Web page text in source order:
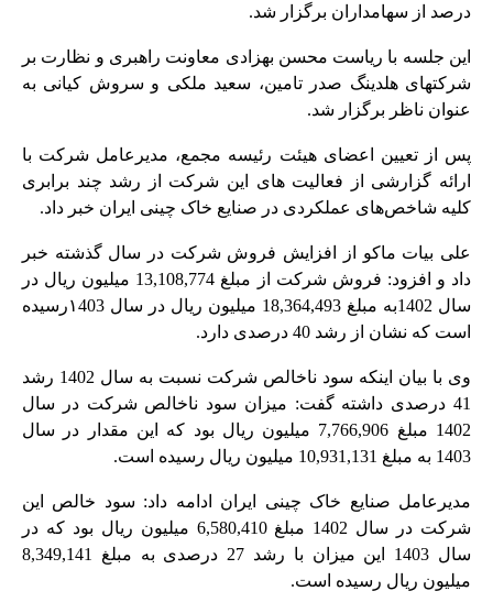
درصد از سهامداران برگزار شد.
این جلسه با ریاست محسن بهزادی معاونت راهبری و نظارت بر
شرکتهای هلدینگ صدر تامین، سعید ملکی و سروش کیانی به
عنوان ناظر برگزار شد.
پس از تعیین اعضای هیئت رئیسه مجمع، مدیرعامل شرکت با
ارائه گزارشی از فعالیت های این شرکت از رشد چند برابری
کلیه شاخص‌های عملکردی در صنایع خاک چینی ایران خبر داد.
علی بیات ماکو از افزایش فروش شرکت در سال گذشته خبر
داد و افزود: فروش شرکت از مبلغ 13,108,774 میلیون ریال در
سال 1402به مبلغ 18,364,493 میلیون ريال در سال ۱403رسیده
است که نشان از رشد 40 درصدی دارد.
وی با بیان اینکه سود ناخالص شرکت نسبت به سال 1402 رشد
41 درصدی داشته گفت: میزان سود ناخالص شرکت در سال
1402 مبلغ 7,766,906 میلیون ريال بود که این مقدار در سال
1403 به مبلغ 10,931,131 میلیون ريال رسیده است.
مدیرعامل صنایع خاک چینی ایران ادامه داد: سود خالص این
شرکت در سال 1402 مبلغ 6,580,410 میلیون ریال بود که در
سال 1403 این میزان با رشد 27 درصدی به مبلغ 8,349,141
میلیون ریال رسیده است.